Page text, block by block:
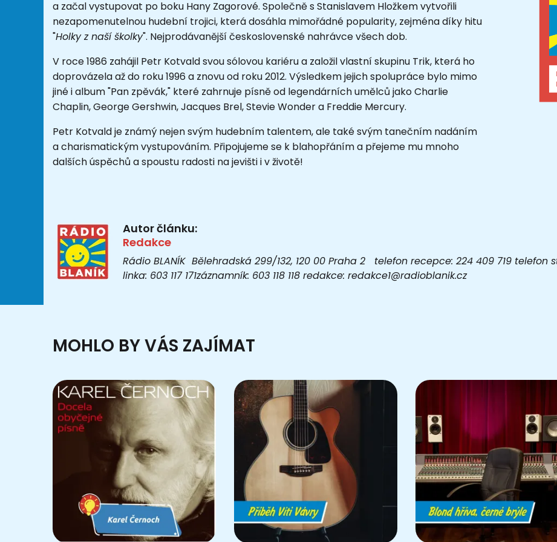
a začal vystupovat po boku Hany Zagorové. Společně s Stanislavem Hložkem vytvořili
nezapomenutelnou hudební trojici, která dosáhla mimořádné popularity, zejména díky hitu
"Holky z naší školky". Nejprodávanější československé nahrávce všech dob.
V roce 1986 zahájil Petr Kotvald svou sólovou kariéru a založil vlastní skupinu Trik, která ho
doprovázela až do roku 1996 a znovu od roku 2012. Výsledkem jejich spolupráce bylo mimo
jiné i album "Pan zpěvák," které zahrnuje písně od legendárních umělců jako Charlie
Chaplin, George Gershwin, Jacques Brel, Stevie Wonder a Freddie Mercury.
Petr Kotvald je známý nejen svým hudebním talentem, ale také svým tanečním nadáním
a charismatickým vystupováním. Připojujeme se k blahopřáním a přejeme mu mnoho
dalších úspěchů a spoustu radosti na jevišti i v životě!
Autor článku:
Redakce
Rádio BLANÍK Bělehradská 299/132, 120 00 Praha 2 telefon recepce: 224 409 719 telefon
linka: 603 117 171záznamník: 603 118 118 redakce: redakce1@radioblanik.cz
MOHLO BY VÁS ZAJÍMAT